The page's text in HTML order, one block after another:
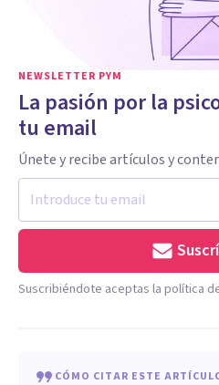
NEWSLETTER PYM
La pasión por la
tu email
Únete y recibe artículos y
Suscribiéndote aceptas la política
CÓMO CITAR ESTE